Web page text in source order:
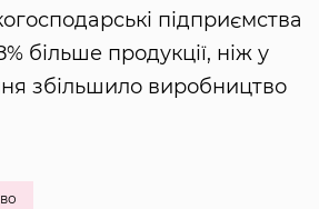
підприємства
більше продукції, ніж у
збільшило виробництво